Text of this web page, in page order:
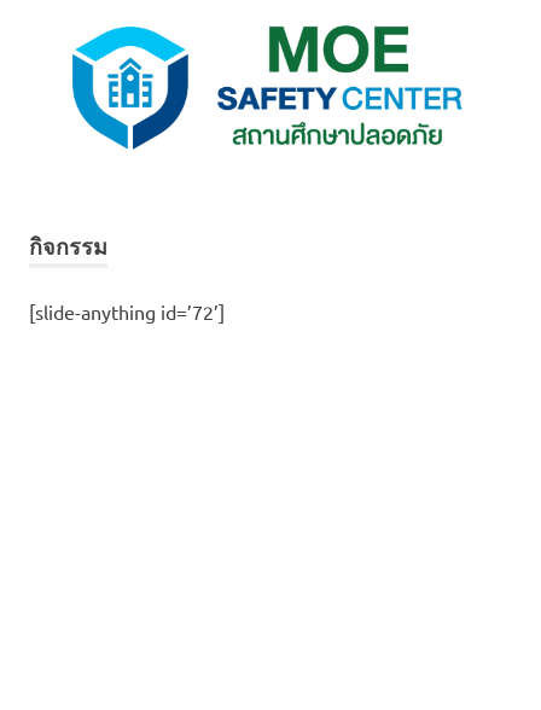
กิจกรรม
[slide-anything id=’72’]